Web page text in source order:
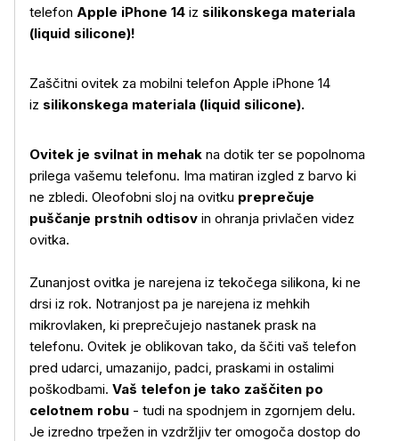
telefon Apple iPhone 14 iz silikonskega materiala
(liquid silicone)!
Zaščitni ovitek za mobilni telefon Apple iPhone 14
iz silikonskega materiala (liquid silicone).
Ovitek je svilnat in mehak na dotik ter se popolnoma
prilega vašemu telefonu. Ima matiran izgled z barvo ki
ne zbledi. Oleofobni sloj na ovitku preprečuje
puščanje prstnih odtisov in ohranja privlačen videz
ovitka.
Zunanjost ovitka je narejena iz tekočega silikona, ki ne
drsi iz rok. Notranjost pa je narejena iz mehkih
mikrovlaken, ki preprečujejo nastanek prask na
telefonu. Ovitek je oblikovan tako, da ščiti vaš telefon
pred udarci, umazanijo, padci, praskami in ostalimi
poškodbami. Vaš telefon je tako zaščiten po
celotnem robu - tudi na spodnjem in zgornjem delu.
Je izredno trpežen in vzdržljiv ter omogoča dostop do